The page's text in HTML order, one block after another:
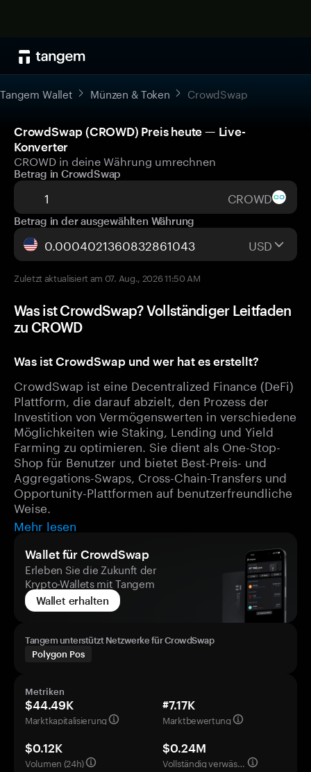
Tangem Wallet Münzen & Token CrowdSwap
CrowdSwap (CROWD) Preis heute — Live-
Konverter
CROWD in deine Währung umrechnen
Betrag in CrowdSwap
CROWD
Betrag in der ausgewählten Währung
USD
Zuletzt aktualisiert am 07. Aug., 2026 11:50 AM
Was ist CrowdSwap? Vollständiger Leitfaden
zu CROWD
Was ist CrowdSwap und wer hat es erstellt?
CrowdSwap ist eine Decentralized Finance (DeFi)
Plattform, die darauf abzielt, den Prozess der
Investition von Vermögenswerten in verschiedene
Möglichkeiten wie Staking, Lending und Yield
Farming zu optimieren. Sie dient als One-Stop-
Shop für Benutzer und bietet Best-Preis- und
Aggregations-Swaps, Cross-Chain-Transfers und
Opportunity-Plattformen auf benutzerfreundliche
Weise.
Mehr lesen
Wallet für CrowdSwap
Erleben Sie die Zukunft der
Krypto-Wallets mit Tangem
Wallet erhalten
Tangem unterstützt Netzwerke für CrowdSwap
Polygon Pos
Metriken
$44.49K
Marktkapitalisierung
#7.17K
Marktbewertung
$0.12K
Volumen (24h)
$0.24M
Vollständig verwässerte Bewertung